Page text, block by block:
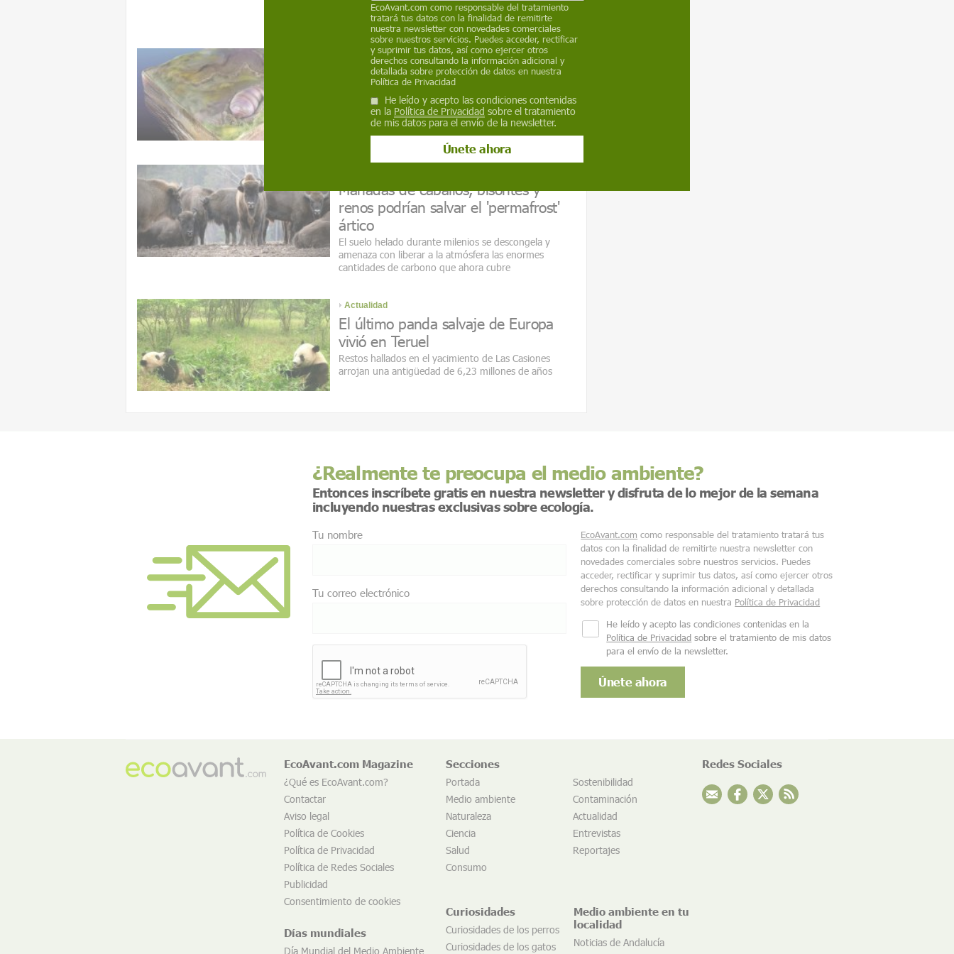
mundo reclama una urgente y profunda
reorganización de la economía mundial pospandémica
Actualidad
Identifican al antepasado más
antiguo de los animales actuales
La pequeña criatura parecida a un gusano es la
primera bilateriana u organismo con una parte
delantera y trasera y aberturas en cada extremo
Manadas de caballos, bisontes y
renos podrían salvar el 'permafrost'
ártico
El suelo helado durante milenios se descongela y
amenaza con liberar a la atmósfera las enormes
cantidades de carbono que ahora cubre
Actualidad
El último panda salvaje de Europa
vivió en Teruel
Restos hallados en el yacimiento de Las Casiones
arrojan una antigüedad de 6,23 millones de años
EcoAvant.com como responsable del tratamiento
tratará tus datos con la finalidad de remitirte
nuestra newsletter con novedades comerciales
sobre nuestros servicios. Puedes acceder, rectificar
y suprimir tus datos, así como ejercer otros
derechos consultando la información adicional y
detallada sobre protección de datos en nuestra
Política de Privacidad
He leído y acepto las condiciones contenidas
en la Política de Privacidad sobre el tratamiento
de mis datos para el envío de la newsletter.
¿Realmente te preocupa el medio ambiente?
Entonces inscríbete gratis en nuestra newsletter y disfruta de lo mejor de la semana
incluyendo nuestras exclusivas sobre ecología.
Tu nombre
Tu correo electrónico
EcoAvant.com como responsable del tratamiento tratará tus
datos con la finalidad de remitirte nuestra newsletter con
novedades comerciales sobre nuestros servicios. Puedes
acceder, rectificar y suprimir tus datos, así como ejercer otros
derechos consultando la información adicional y detallada
sobre protección de datos en nuestra Política de Privacidad
He leído y acepto las condiciones contenidas en la
Política de Privacidad sobre el tratamiento de mis datos
para el envío de la newsletter.
EcoAvant.com Magazine
¿Qué es EcoAvant.com?
Contactar
Aviso legal
Política de Cookies
Política de Privacidad
Política de Redes Sociales
Publicidad
Consentimiento de cookies
Días mundiales
Día Mundial del Medio Ambiente
Secciones
Portada
Sostenibilidad
Medio ambiente
Contaminación
Naturaleza
Actualidad
Ciencia
Entrevistas
Salud
Reportajes
Consumo
Curiosidades
Curiosidades de los perros
Curiosidades de los gatos
Medio ambiente en tu
localidad
Noticias de Andalucía
Redes Sociales